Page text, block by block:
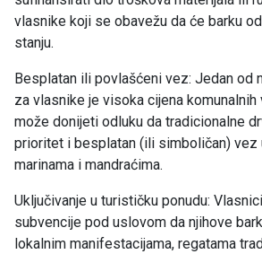
vlasnike koji se obavežu da će barku
stanju.
Besplatan ili povlašćeni vez: Jedan od
za vlasnike je visoka cijena komunalnih
može donijeti odluku da tradicionalne
prioritet i besplatan (ili simboličan) vez
marinama i mandraćima.
Uključivanje u turističku ponudu:
subvencije pod uslovom da njihove
lokalnim manifestacijama, regatama